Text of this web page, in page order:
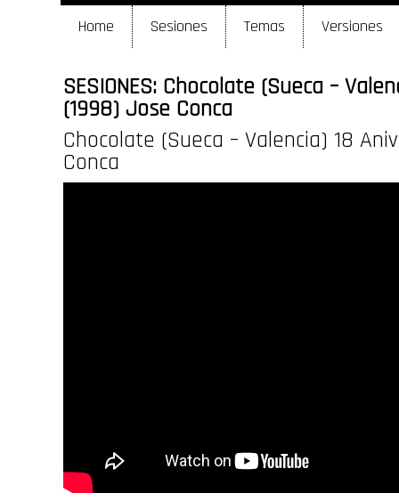
Home Sesiones Temas Versiones
SESIONES: Chocolate (Sueca –
(1998) Jose Conca
Chocolate (Sueca – Valencia) 18
Conca